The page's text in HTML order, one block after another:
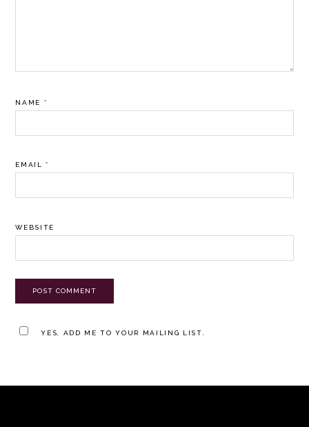
NAME *
EMAIL*
WEBSITE
YES, ADD ME TO YOUR MAILING LIST.